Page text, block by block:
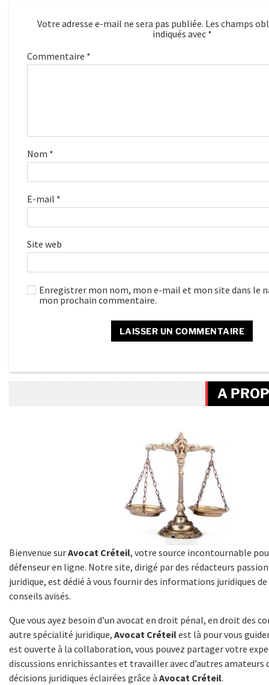
Votre adresse e-mail ne sera pas publiée. Les champs
indiqués avec *
Commentaire *
Nom *
E-mail *
Site web
Enregistrer mon nom, mon e-mail et mon site dans le
mon prochain commentaire.
A
Bienvenue surAvocat Créteil, votre source incontournable
défenseur en ligne. Notre site, dirigé par des rédacteurs
juridique, est dédié à vous fournir des informations juridiques
conseils avisés.
Que vous ayez besoin d’un avocat en droit pénal, en droit des
autre spécialité juridique, Avocat Créteilest là pour vous
est ouverte à la collaboration, vous pouvez partager votre
discussions enrichissantes et travailler avec d’autres amateurs
décisions juridiques éclairées grâce à Avocat Créteil.